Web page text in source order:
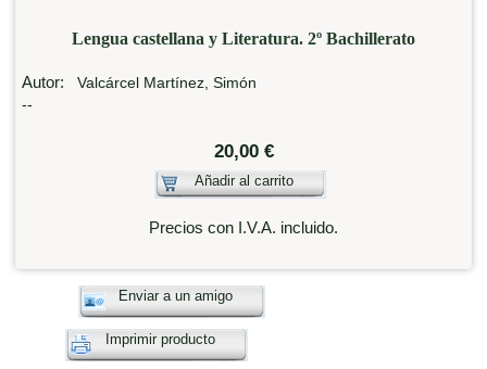
Lengua castellana y Literatura. 2º Bachillerato
Autor: Valcárcel Martínez, Simón
--
20,00 €
Añadir al carrito
Precios con I.V.A. incluido.
Enviar a un amigo
Imprimir producto